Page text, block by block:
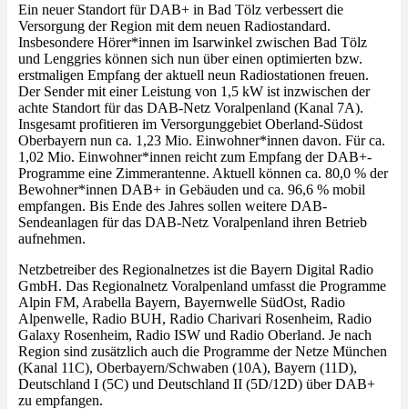
Ein neuer Standort für DAB+ in Bad Tölz verbessert die
Versorgung der Region mit dem neuen Radiostandard.
Insbesondere Hörer*innen im Isarwinkel zwischen Bad Tölz
und Lenggries können sich nun über einen optimierten bzw.
erstmaligen Empfang der aktuell neun Radiostationen freuen.
Der Sender mit einer Leistung von 1,5 kW ist inzwischen der
achte Standort für das DAB‐Netz Voralpenland (Kanal 7A).
Insgesamt profitieren im Versorgunggebiet Oberland‐Südost
Oberbayern nun ca. 1,23 Mio. Einwohner*innen davon. Für ca.
1,02 Mio. Einwohner*innen reicht zum Empfang der DAB+‐
Programme eine Zimmerantenne. Aktuell können ca. 80,0 % der
Bewohner*innen DAB+ in Gebäuden und ca. 96,6 % mobil
empfangen. Bis Ende des Jahres sollen weitere DAB‐
Sendeanlagen für das DAB‐Netz Voralpenland ihren Betrieb
aufnehmen.
Netzbetreiber des Regionalnetzes ist die Bayern Digital Radio
GmbH. Das Regionalnetz Voralpenland umfasst die Programme
Alpin FM, Arabella Bayern, Bayernwelle SüdOst, Radio
Alpenwelle, Radio BUH, Radio Charivari Rosenheim, Radio
Galaxy Rosenheim, Radio ISW und Radio Oberland. Je nach
Region sind zusätzlich auch die Programme der Netze München
(Kanal 11C), Oberbayern/Schwaben (10A), Bayern (11D),
Deutschland I (5C) und Deutschland II (5D/12D) über DAB+
zu empfangen.